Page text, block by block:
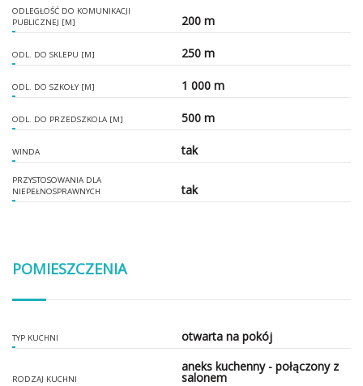
ODLEGŁOŚĆ DO KOMUNIKACJI
PUBLICZNEJ [M]
200 m
ODL. DO SKLEPU [M] 250 m
ODL. DO SZKOŁY [M] 1 000 m
ODL. DO PRZEDSZKOLA [M] 500 m
WINDA tak
PRZYSTOSOWANIA DLA
NIEPEŁNOSPRAWNYCH
tak
POMIESZCZENIA
TYP KUCHNI otwarta na pokój
RODZAJ KUCHNI
aneks kuchenny - połączony z
salonem